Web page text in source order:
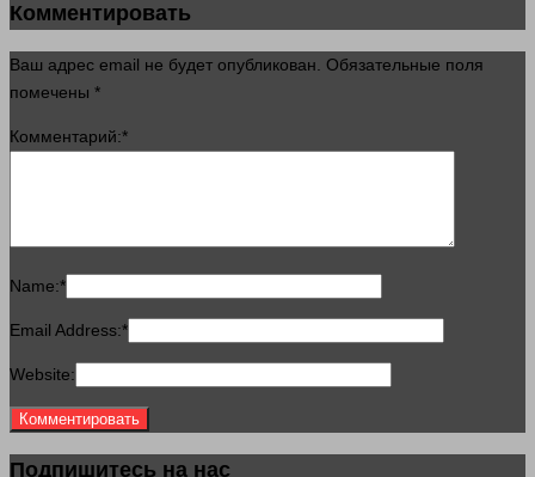
Комментировать
Ваш адрес email не будет опубликован. Обязательные поля
помечены *
Комментарий:*
Name:*
Email Address:*
Website:
Подпишитесь на нас